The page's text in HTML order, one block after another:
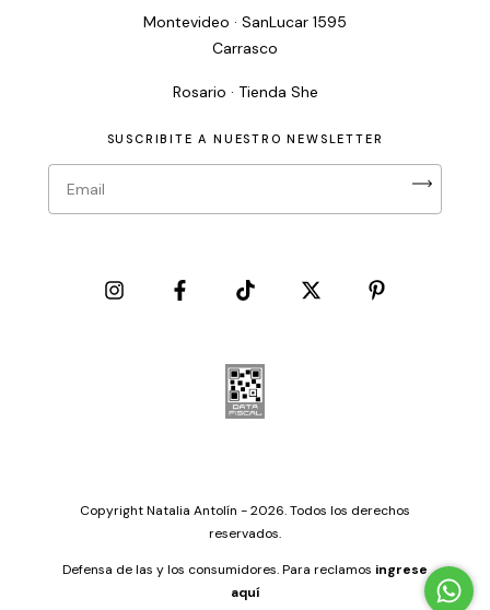
Montevideo · SanLucar 1595
Carrasco
Rosario · Tienda She
SUSCRIBITE A NUESTRO NEWSLETTER
Copyright Natalia Antolín - 2026. Todos los derechos
reservados.
Defensa de las y los consumidores. Para reclamos ingrese
aquí